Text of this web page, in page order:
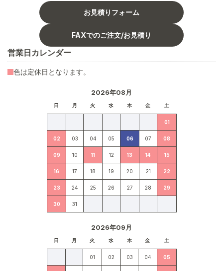
お見積りフォーム
FAXでのご注文/お見積り
営業日カレンダー
2026年08月
日 月 火 水 木 金 土
01
02 03 04 05 06 07 08
09 10 11 12 13 14 15
16 17 18 19 20 21 22
23 24 25 26 27 28 29
30 31
2026年09月
日 月 火 水 木 金 土
01 02 03 04 05
色は定休日となります。